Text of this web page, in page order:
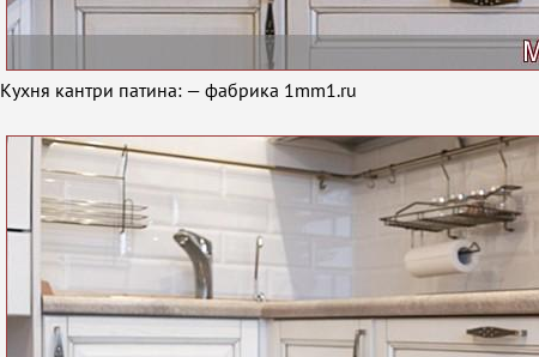
Кухня кантри патина: — фабрика 1mm1.ru